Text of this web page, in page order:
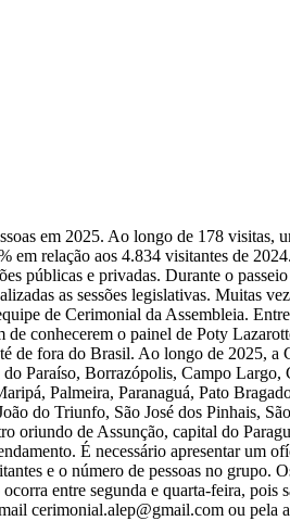
em 2025. Ao longo de 178 visitas,
relação aos 4.834 visitantes de
públicas e privadas. Durante o
as sessões legislativas. Muitas
de Cerimonial da Assembleia.
conhecerem o painel de Poty
de fora do Brasil. Ao longo de 2025,
Paraíso, Borrazópolis, Campo
Palmeira, Paranaguá, Pato
do Triunfo, São José dos Pinhais,
de Assunção, capital do
É necessário apresentar um
e o número de pessoas no grupo.
entre segunda e quarta-feira, pois
cerimonial.alep@gmail.com ou pela